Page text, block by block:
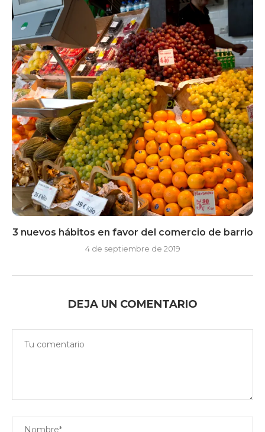
3 nuevos hábitos en favor del comercio de barrio
4 de septiembre de 2019
DEJA UN COMENTARIO